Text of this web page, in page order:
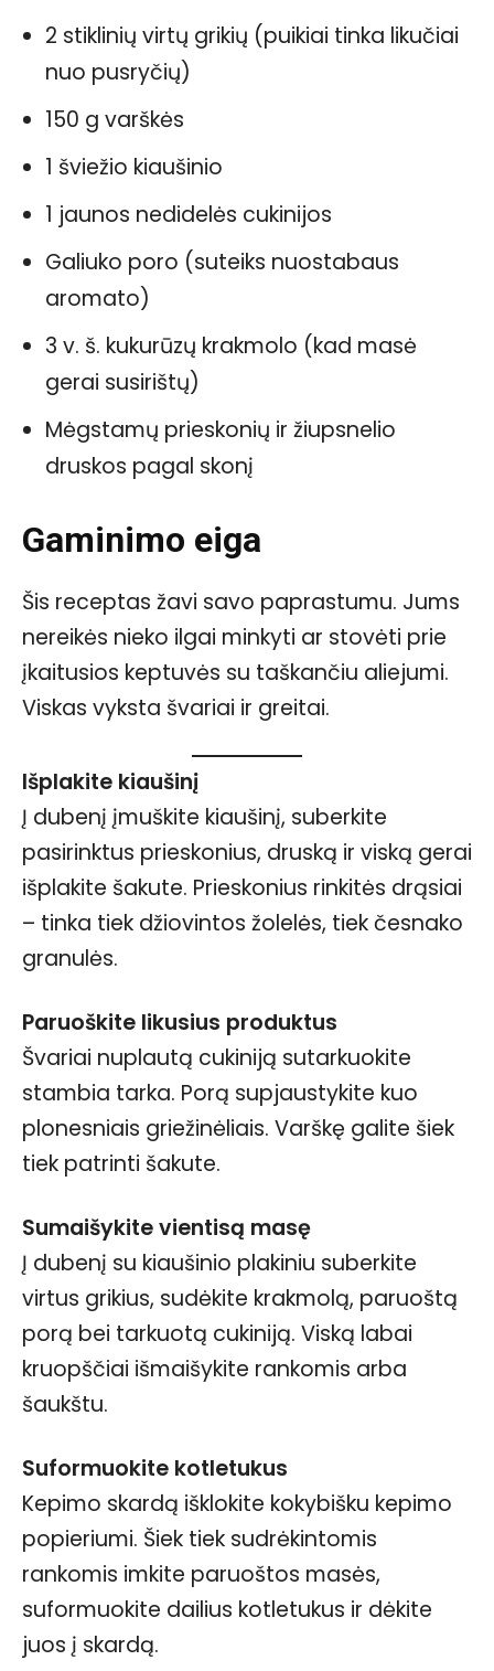
2 stiklinių virtų grikių (puikiai tinka likučiai
nuo pusryčių)
150 g varškės
1 šviežio kiaušinio
1 jaunos nedidelės cukinijos
Galiuko poro (suteiks nuostabaus
aromato)
3 v. š. kukurūzų krakmolo (kad masė
gerai susirištų)
Mėgstamų prieskonių ir žiupsnelio
druskos pagal skonį
Gaminimo eiga
Šis receptas žavi savo paprastumu. Jums
nereikės nieko ilgai minkyti ar stovėti prie
įkaitusios keptuvės su taškančiu aliejumi.
Viskas vyksta švariai ir greitai.
Išplakite kiaušinį
Į dubenį įmuškite kiaušinį, suberkite
pasirinktus prieskonius, druską ir viską gerai
išplakite šakute. Prieskonius rinkitės drąsiai
– tinka tiek džiovintos žolelės, tiek česnako
granulės.
Paruoškite likusius produktus
Švariai nuplautą cukiniją sutarkuokite
stambia tarka. Porą supjaustykite kuo
plonesniais griežinėliais. Varškę galite šiek
tiek patrinti šakute.
Sumaišykite vientisą masę
Į dubenį su kiaušinio plakiniu suberkite
virtus grikius, sudėkite krakmolą, paruoštą
porą bei tarkuotą cukiniją. Viską labai
kruopščiai išmaišykite rankomis arba
šaukštu.
Suformuokite kotletukus
Kepimo skardą išklokite kokybišku kepimo
popieriumi. Šiek tiek sudrėkintomis
rankomis imkite paruoštos masės,
suformuokite dailius kotletukus ir dėkite
juos į skardą.